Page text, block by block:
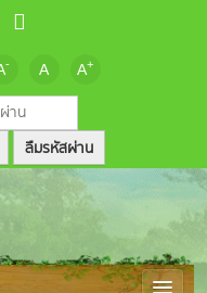
- A A+
ลืมรหัสผ่าน